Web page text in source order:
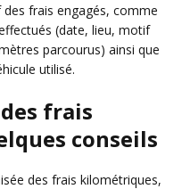
frais engagés, comme
(date, lieu, motif
parcourus) ainsi que
utilisé.
frais
conseils
des frais kilométriques,